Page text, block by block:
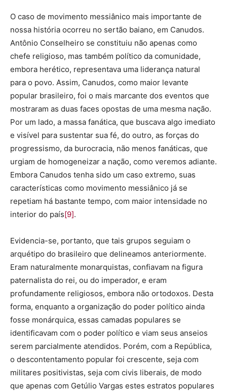
O caso de movimento messiânico mais importante de
nossa história ocorreu no sertão baiano, em Canudos.
Antônio Conselheiro se constituiu não apenas como
chefe religioso, mas também político da comunidade,
embora herético, representava uma liderança natural
para o povo. Assim, Canudos, como maior levante
popular brasileiro, foi o mais marcante dos eventos que
mostraram as duas faces opostas de uma mesma nação.
Por um lado, a massa fanática, que buscava algo imediato
e visível para sustentar sua fé, do outro, as forças do
progressismo, da burocracia, não menos fanáticas, que
urgiam de homogeneizar a nação, como veremos adiante.
Embora Canudos tenha sido um caso extremo, suas
características como movimento messiânico já se
repetiam há bastante tempo, com maior intensidade no
interior do país[9].
Evidencia-se, portanto, que tais grupos seguiam o
arquétipo do brasileiro que delineamos anteriormente.
Eram naturalmente monarquistas, confiavam na figura
paternalista do rei, ou do imperador, e eram
profundamente religiosos, embora não ortodoxos. Desta
forma, enquanto a organização do poder político ainda
fosse monárquica, essas camadas populares se
identificavam com o poder político e viam seus anseios
serem parcialmente atendidos. Porém, com a República,
o descontentamento popular foi crescente, seja com
militares positivistas, seja com civis liberais, de modo
que apenas com Getúlio Vargas estes estratos populares